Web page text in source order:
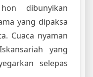
dibunyikan
yang dipaksa
Cuaca nyaman
yang
selepas